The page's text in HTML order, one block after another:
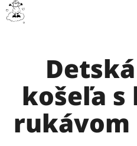
Prejsť
košeľa
K
O
P
O